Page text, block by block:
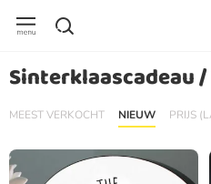
Sinterklaascadeau
MEEST VERKOCHT NIEUW PRIJS